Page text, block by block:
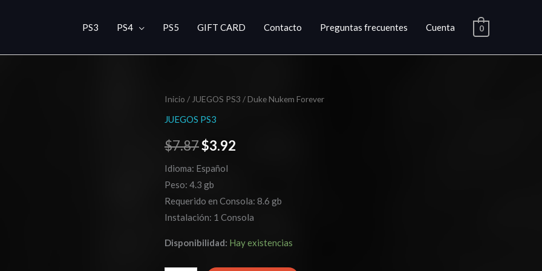
PS3 PS4 PS5 GIFT CARD Contacto Preguntas frecuentes Cuenta 0
Inicio / JUEGOS PS3 / Duke Nukem Forever
JUEGOS PS3
$7.87
El
precio
original
era:
$7.87.
$3.92
El
$3.92.
Idioma: Español
Peso: 4.3 gb
Requerido en Consola: 8.6 gb
Instalación: 1 Consola
Disponibilidad: Hay existencias
Duke
Nukem
cantidad